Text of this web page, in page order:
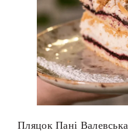
Пляцок Пані Валевська